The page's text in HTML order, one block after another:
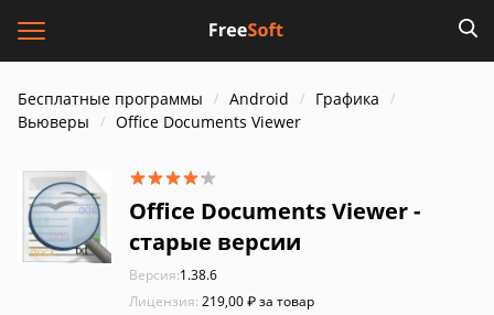
Бесплатные программы Android
Графика
Вьюверы
Office Documents Viewer
Office Documents Viewer -
старые версии
Версия:1.38.6
Лицензия: 219,00 ₽ за товар